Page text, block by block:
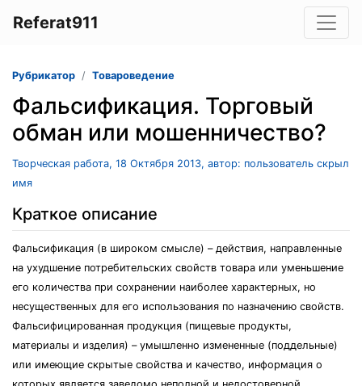
Referat911
Рубрикатор Товароведение
Фальсификация. Торговый
обман или мошенничество?
Творческая работа, 18 Октября 2013, автор: пользователь скрыл
имя
Краткое описание
Фальсификация (в широком смысле) – действия, направленные
на ухудшение потребительских свойств товара или уменьшение
его количества при сохранении наиболее характерных, но
несущественных для его использования по назначению свойств.
Фальсифицированная продукция (пищевые продукты,
материалы и изделия) – умышленно измененные (поддельные)
или имеющие скрытые свойства и качество, информация о